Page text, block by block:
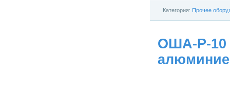
Категория: Прочее
ОША-Р-10